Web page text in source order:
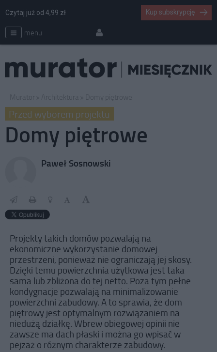
menu
Czytaj już od 4,99 zł Kup subskrypcję
Przed wyborem projektu
Domy piętrowe
Paweł Sosnowski
Projekty takich domów pozwalają na
ekonomiczne wykorzystanie domowej
przestrzeni, ponieważ nie ograniczają jej skosy.
Dzięki temu powierzchnia użytkowa jest taka
sama lub zbliżona do tej netto. Poza tym pełne
kondygnacje pozwalają na minimalizowanie
powierzchni zabudowy. A to sprawia, że dom
piętrowy jest optymalnym rozwiązaniem na
niedużą działkę. Wbrew obiegowej opinii nie
zawsze ma dach płaski i można go wpisać w
pejzaż o różnym charakterze zabudowy.